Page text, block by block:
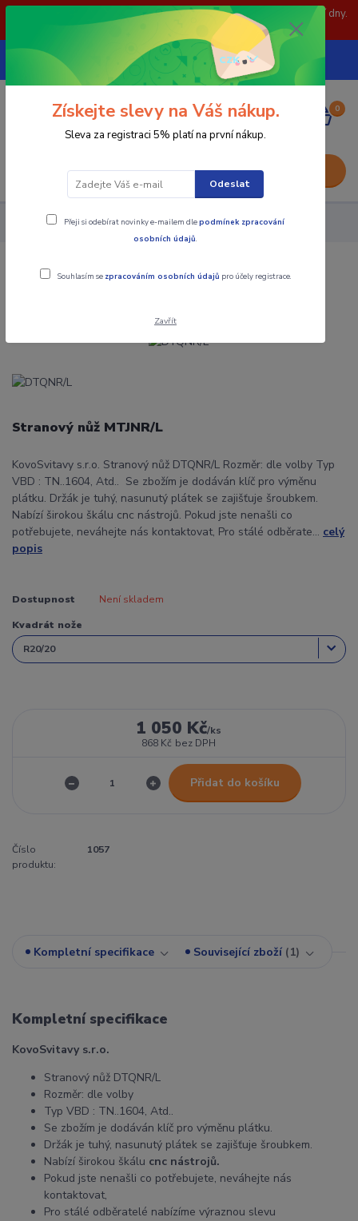
POZOR: 31.7 , 3.8 a 5.8- zavřeno. objednávky odešleme následující dny.
Děkujeme za pochopení.
CZK
739252246
(Po-Pá, 8-15 hod.)
0
0,00 Kč
Nástroje - Kovoobrábění DTQNR/L
DTQNR/L
Stranový nůž MTJNR/L
KovoSvitavy s.r.o. Stranový nůž DTQNR/L Rozměr: dle volby Typ
VBD : TN..1604, Atd.. Se zbožím je dodáván klíč pro výměnu
plátku. Držák je tuhý, nasunutý plátek se zajišťuje šroubkem.
Nabízí širokou škálu cnc nástrojů. Pokud jste nenašli co
potřebujete, neváhejte nás kontaktovat, Pro stálé odběrate... celý
popis
Dostupnost Není skladem
Kvadrát nože
1 050 Kč/ks
868 Kč bez DPH
Přidat do košíku
Číslo
produktu:
1057
Kompletní specifikace Související zboží 1
Kompletní specifikace
KovoSvitavy s.r.o.
Stranový nůž DTQNR/L
Rozměr: dle volby
Typ VBD : TN..1604, Atd..
Se zbožím je dodáván klíč pro výměnu plátku.
Držák je tuhý, nasunutý plátek se zajišťuje šroubkem.
Nabízí širokou škálu cnc nástrojů.
Pokud jste nenašli co potřebujete, neváhejte nás
kontaktovat,
Pro stálé odběratelé nabízíme výraznou slevu
Získejte slevy na Váš nákup.
Sleva za registraci 5% platí na první nákup.
Odeslat
Přeji si odebírat novinky e-mailem dlepodmínek zpracování
osobních údajů.
Souhlasím se zpracováním osobních údajů pro účely registrace.
Zavřít